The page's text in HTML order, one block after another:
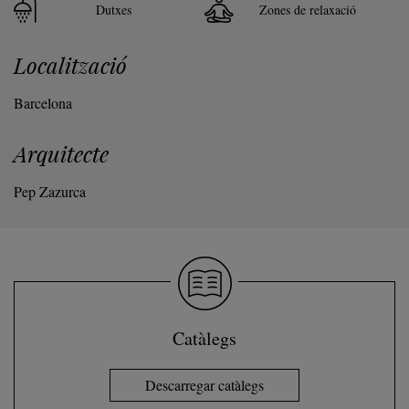
Dutxes Zones de relaxació
Localització
Barcelona
Arquitecte
Pep Zazurca
Catàlegs
Descarregar catàlegs